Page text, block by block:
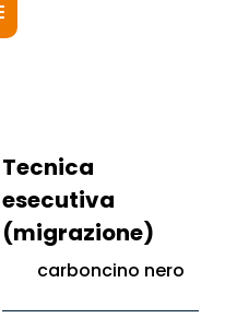
Tecnica
esecutiva
(migrazione)
carboncino nero